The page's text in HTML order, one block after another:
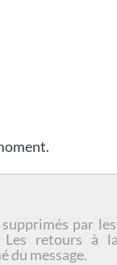
par
Les retours à
du message.